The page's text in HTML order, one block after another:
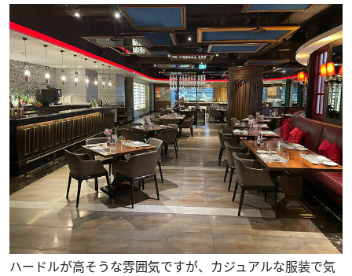
ハードルが高そうな雰囲気ですが、カジュアルな服装で気